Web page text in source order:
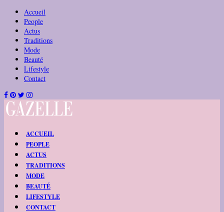
Accueil
People
Actus
Traditions
Mode
Beauté
Lifestyle
Contact
ACCUEIL
PEOPLE
ACTUS
TRADITIONS
MODE
BEAUTÉ
LIFESTYLE
CONTACT